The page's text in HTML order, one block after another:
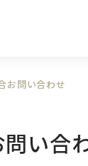
い合
お問い合わせ